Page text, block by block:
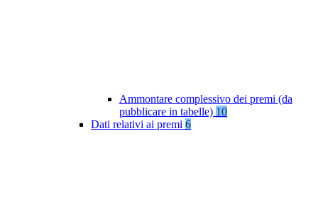
Ammontare complessivo dei premi (da
pubblicare in tabelle) 10
Dati relativi ai premi 6